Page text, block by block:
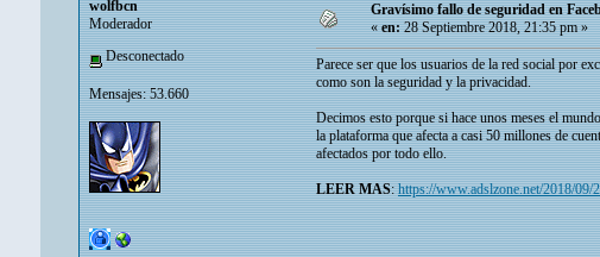
wolfbcn
Moderador
Desconectado
Mensajes: 53.660
Gravísimo fallo de seguridad en
«en:28 Septiembre 2018, 21:35 pm »
Parece ser que los usuarios de la red social por
como son la seguridad y la privacidad.
Decimos esto porque si hace unos meses el
la plataforma que afecta a casi 50 millones de
afectados por todo ello.
LEER MAS:https://www.adslzone.net/2018/